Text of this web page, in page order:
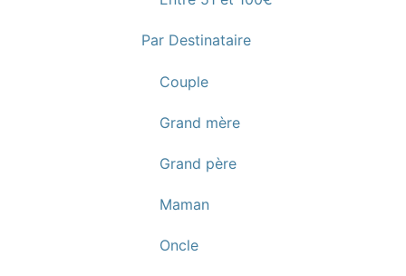
Par Destinataire
Couple
Grand mère
Grand père
Maman
Oncle